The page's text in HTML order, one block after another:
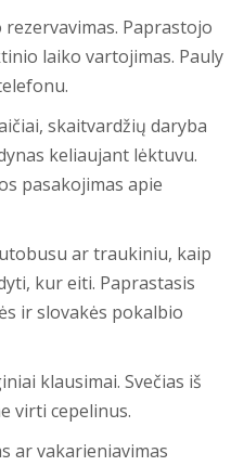
rezervavimas. Paprastojo
laiko vartojimas. Pauly
skaitvardžių daryba
keliaujant lėktuvu.
pasakojimas apie
ar traukiniu, kaip
kur eiti. Paprastasis
ir slovakės pokalbio
klausimai. Svečias iš
virti cepelinus.
ar vakarieniavimas